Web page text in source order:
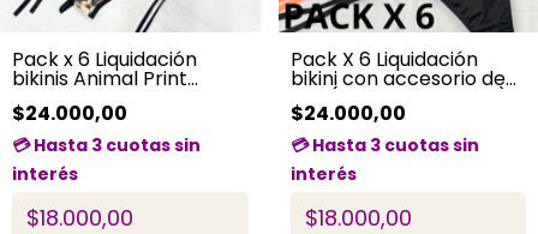
Pack x 6 Liquidación
bikinis Animal Print
BAMBULA
$24.000,00
$18.000,00
Pack X 6 Liquidación
bikini con accesorio de
Aro (liso y estampado)
$24.000,00
$18.000,00